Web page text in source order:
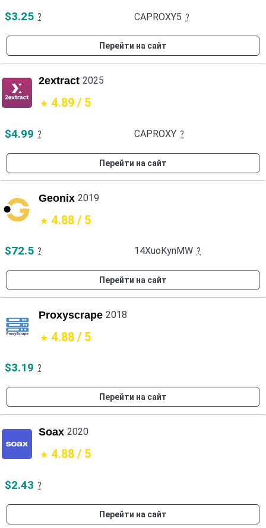
$3.25 ? CAPROXY5 ?
Перейти на сайт
2extract 2025
4.89 / 5
$4.99 ? CAPROXY ?
Перейти на сайт
Geonix 2019
4.88 / 5
$72.5 ? 14XuoKynMW ?
Перейти на сайт
Proxyscrape 2018
4.88 / 5
$3.19 ?
Перейти на сайт
Soax 2020
4.88 / 5
$2.43 ?
Перейти на сайт